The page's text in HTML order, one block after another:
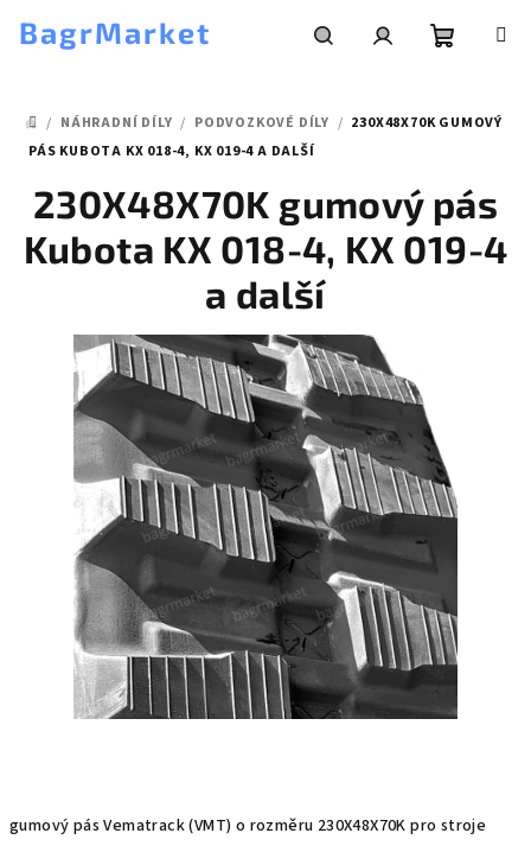
BagrMarket
DOMŮ
/ NÁHRADNÍ DÍLY / PODVOZKOVÉ DÍLY / 230X48X70K GUMOVÝ
PÁS KUBOTA KX 018-4, KX 019-4 A DALŠÍ
gumový pás Vematrack (VMT) o rozměru 230X48X70K pro stroje
230X48X70K gumový pás
Kubota KX 018-4, KX 019-4
a další